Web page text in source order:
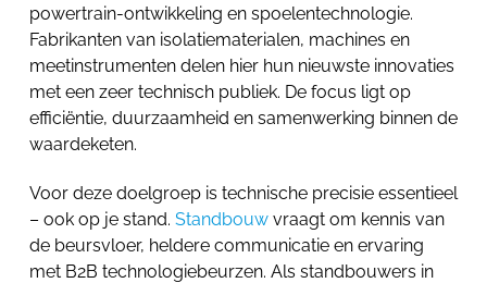
powertrain-ontwikkeling en spoelentechnologie.
Fabrikanten van isolatiematerialen, machines en
meetinstrumenten delen hier hun nieuwste innovaties
met een zeer technisch publiek. De focus ligt op
efficiëntie, duurzaamheid en samenwerking binnen de
waardeketen.
Voor deze doelgroep is technische precisie essentieel
– ook op je stand. Standbouw vraagt om kennis van
de beursvloer, heldere communicatie en ervaring
met B2B technologiebeurzen. Als standbouwers in